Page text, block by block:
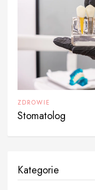
ZDROWIE
Stomatolog
Kategorie